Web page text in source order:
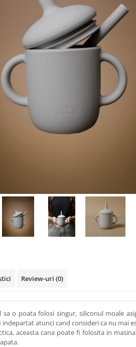
Review-uri (0)
o poata folosi singur, siliconul moale
atunci cand consideri ca nu mai
aceasta cana poate fi folosita in